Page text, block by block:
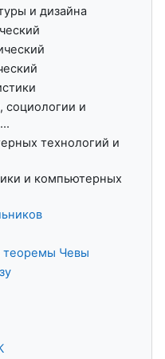
и дизайна
социологии и
технологий и
и компьютерных
теоремы Чевы